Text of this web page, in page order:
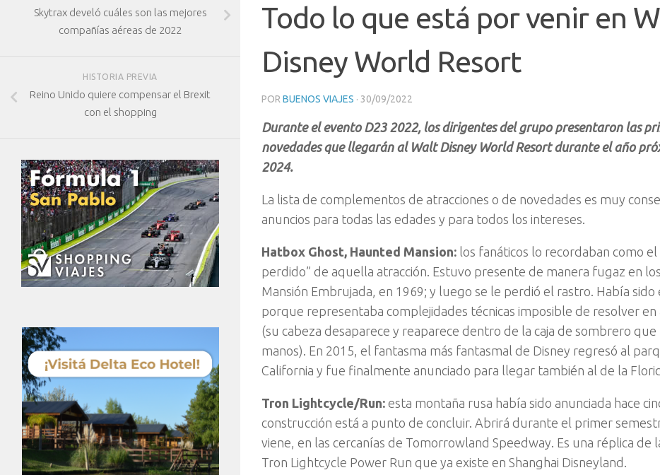
Todo lo que está por venir en
Disney World Resort
POR BUENOS VIAJES · 30/09/2022
Durante el evento D23 2022, los dirigentes del grupo presentaron las
novedades que llegarán al Walt Disney World Resort durante el año
2024.
La lista de complementos de atracciones o de novedades es muy
anuncios para todas las edades y para todos los intereses.
Hatbox Ghost, Haunted Mansion: los fanáticos lo recordaban como
perdido” de aquella atracción. Estuvo presente de manera fugaz en
Mansión Embrujada, en 1969; y luego se le perdió el rastro. Había sido
porque representaba complejidades técnicas imposible de resolver en
(su cabeza desaparece y reaparece dentro de la caja de sombrero que
manos). En 2015, el fantasma más fantasmal de Disney regresó al
California y fue finalmente anunciado para llegar también al de la
Tron Lightcycle/Run: esta montaña rusa había sido anunciada hace
construcción está a punto de concluir. Abrirá durante el primer
viene, en las cercanías de Tomorrowland Speedway. Es una réplica de
Tron Lightcycle Power Run que ya existe en Shanghai Disneyland.
Skytrax develó cuáles son las mejores
compañías aéreas de 2022
HISTORIA PREVIA
Reino Unido quiere compensar el Brexit
con el shopping